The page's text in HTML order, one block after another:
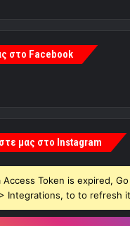
στο Facebook
μας στο Instagram
Access Token is expired,
Integrations, to to refresh